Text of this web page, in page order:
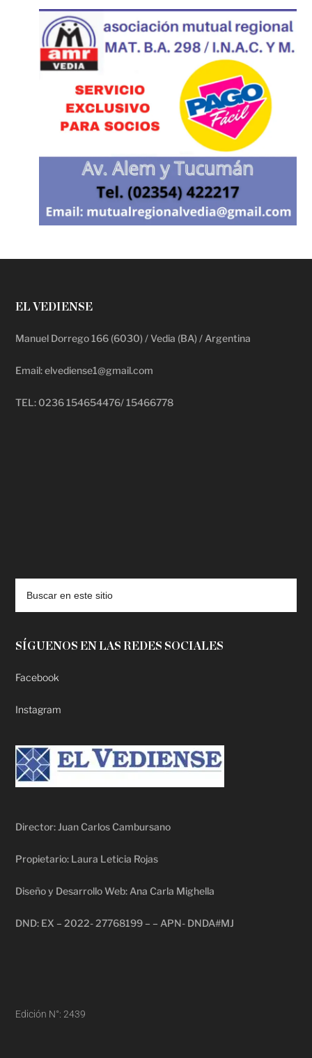
EL VEDIENSE
Manuel Dorrego 166 (6030) / Vedia (BA) / Argentina
Email: elvediense1@gmail.com
TEL: 0236 154654476/ 15466778
SÍGUENOS EN LAS REDES SOCIALES
Facebook
Instagram
Director: Juan Carlos Cambursano
Propietario: Laura Leticia Rojas
Diseño y Desarrollo Web: Ana Carla Mighella
DND: EX – 2022- 27768199 – – APN- DNDA#MJ
Edición N°: 2439